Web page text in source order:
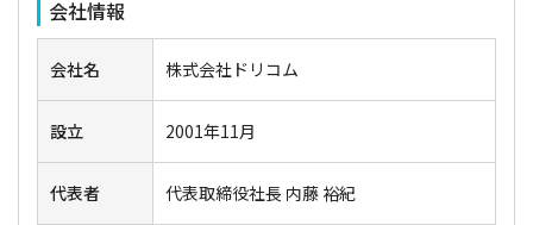
会社情報
会社名 株式会社ドリコム
設立 2001年11月
代表者 代表取締役社長 内藤 裕紀